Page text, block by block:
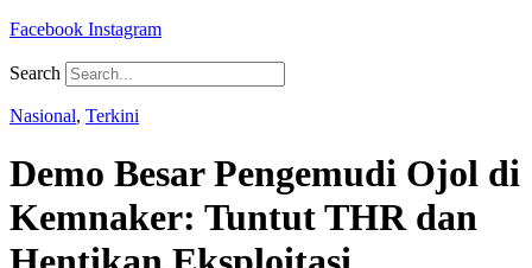
Facebook Instagram
Search
Nasional, Terkini
Demo Besar Pengemudi Ojol di
Kemnaker: Tuntut THR dan